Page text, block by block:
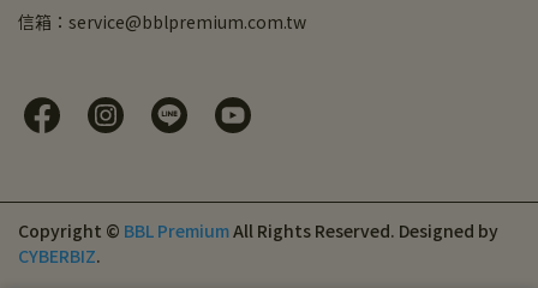
信箱：service@bblpremium.com.tw
Copyright © BBL PremiumAll Rights Reserved. Designed by
CYBERBIZ.